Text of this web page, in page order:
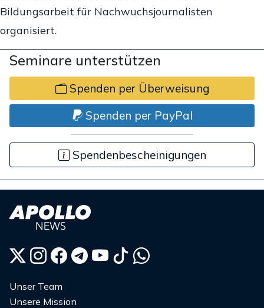
Bildungsarbeit für Nachwuchsjournalisten
organisiert.
Seminare unterstützen
Spenden per Überweisung
Spenden per PayPal
Spendenbescheinigungen
Unser Team
Unsere Mission